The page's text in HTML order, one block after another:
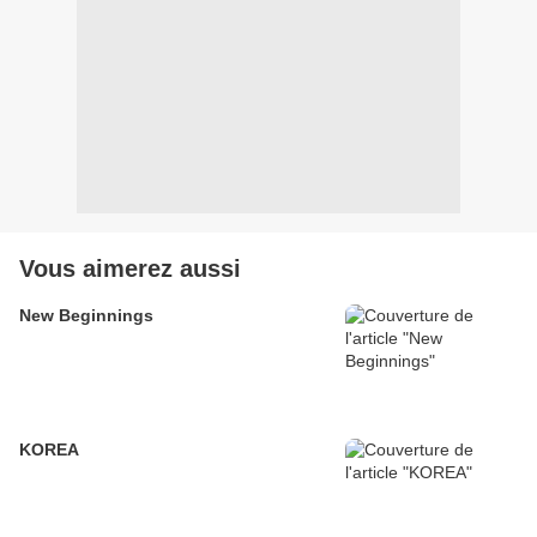
Vous aimerez aussi
New Beginnings
KOREA